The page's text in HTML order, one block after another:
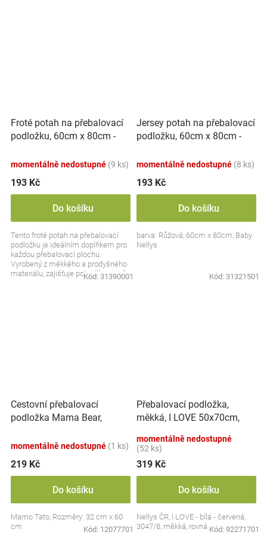
Froté potah na přebalovací
podložku, 60cm x 80cm -
momentálně nedostupné (9 ks)
193 Kč
Do košíku
Tento froté potah na přebalovací
podložku je ideálním doplňkem pro
každou přebalovací plochu.
Vyrobený z měkkého a prodyšného
materiálu, zajišťuje pohodlí pro vaše
Kód: 31390001
Jersey potah na přebalovací
podložku, 60cm x 80cm -
momentálně nedostupné (8 ks)
193 Kč
Do košíku
barva: Růžová, 60cm x 80cm, Baby
Nellys
Kód: 31321501
Cestovní přebalovací
podložka Mama Bear,
momentálně nedostupné (1 ks)
219 Kč
Do košíku
Mamo Tato, Rozměry: 32 cm x 60
cm
Kód: 12077701
Přebalovací podložka,
měkká, I LOVE 50x70cm,
momentálně nedostupné
(52 ks)
319 Kč
Do košíku
Nellys ČR, I LOVE - bílá - červená,
3047/8, měkká, rovná Kód: 92271701